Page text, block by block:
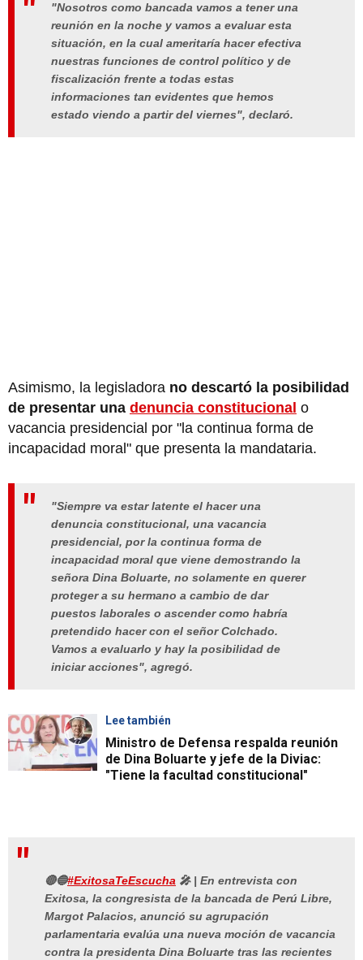
"Nosotros como bancada vamos a tener una
reunión en la noche y vamos a evaluar esta
situación, en la cual ameritaría hacer efectiva
nuestras funciones de control político y de
fiscalización frente a todas estas
informaciones tan evidentes que hemos
estado viendo a partir del viernes", declaró.
Asimismo, la legisladora no descartó la posibilidad
de presentar una denuncia constitucional o
vacancia presidencial por "la continua forma de
incapacidad moral" que presenta la mandataria.
"Siempre va estar latente el hacer una
denuncia constitucional, una vacancia
presidencial, por la continua forma de
incapacidad moral que viene demostrando la
señora Dina Boluarte, no solamente en querer
proteger a su hermano a cambio de dar
puestos laborales o ascender como habría
pretendido hacer con el señor Colchado.
Vamos a evaluarlo y hay la posibilidad de
iniciar acciones", agregó.
Lee también
Ministro de Defensa respalda reunión
de Dina Boluarte y jefe de la Diviac:
"Tiene la facultad constitucional"
🔴🔵#ExitosaTeEscucha 🎤 | En entrevista con
Exitosa, la congresista de la bancada de Perú Libre,
Margot Palacios, anunció su agrupación
parlamentaria evalúa una nueva moción de vacancia
contra la presidenta Dina Boluarte tras las recientes